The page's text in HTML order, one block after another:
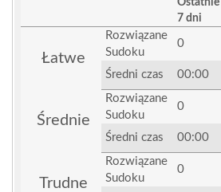
Ostatnie
7 dni
Łatwe
Rozwiązane
Sudoku
0
Średni czas 00:00
Średnie
Rozwiązane
Sudoku
0
Średni czas 00:00
Trudne
Rozwiązane
Sudoku
0